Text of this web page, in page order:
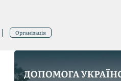
Організація